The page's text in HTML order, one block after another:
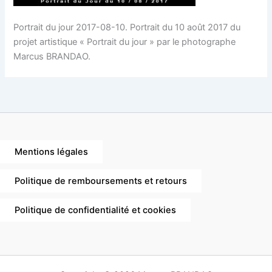
Portrait du jour 2017-08-10. Portrait du 10 août 2017 du
projet artistique « Portrait du jour » par le photographe
Marcus BRANDAO.
Mentions légales
Politique de remboursements et retours
Politique de confidentialité et cookies